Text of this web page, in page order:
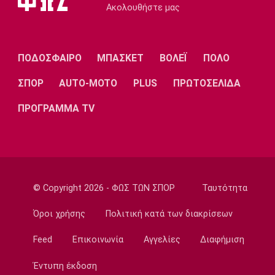
Tα συγχαρητήρια του Ισίδωρου Κούβελου
Ποδόσφαιρο - Διεθνή
20:45
Ποδόσφαιρο - Διεθνή
Διαψεύδει ο Ινφαντίνο τις καταγγελίες
Super League 1
Ατρόμητος: Επαγγελματικό συμβόλαιο για
20:15
Ακολουθήστε μας
ΠΟΔΟΣΦΑΙΡΟ ΜΠΑΣΚΕΤ ΒΟΛΕΪ ΠΟΛΟ
ΣΠΟΡ AUTO-MOTO PLUS ΠΡΩΤΟΣΕΛΙΔΑ
ΠΡΟΓΡΑΜΜΑ TV
© Copyright 2026 - ΦΩΣ ΤΩΝ ΣΠΟΡ Ταυτότητα
Όροι χρήσης Πολιτική κατά των διακρίσεων
Feed Επικοινωνία Αγγελίες Διαφήμιση
Έντυπη έκδοση